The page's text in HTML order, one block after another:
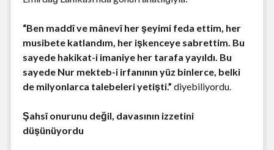
“Ben maddî ve mânevî her şeyimi feda ettim, her
musibete katlandım, her işkenceye sabrettim. Bu
sayede hakikat-i imaniye her tarafa yayıldı. Bu
sayede Nur mekteb-i irfanının yüz binlerce, belki
de milyonlarca talebeleri yetişti.” diyebiliyordu.
Şahsî onurunu değil, davasının izzetini
düşünüyordu